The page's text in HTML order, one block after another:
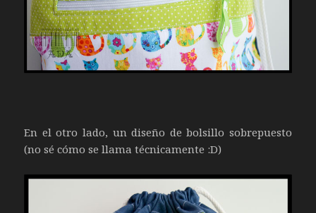
En el otro lado, un diseño de bolsillo sobrepuesto
(no sé cómo se llama técnicamente :D)